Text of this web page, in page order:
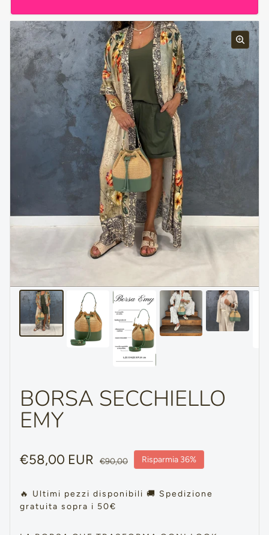
BORSA SECCHIELLO
EMY
Prezzo di vendita
€58,00 EUR
Prezzo regolare€90,00 Risparmia 36%
🔥 Ultimi pezzi disponibili 🚚 Spedizione
gratuita sopra i 50€